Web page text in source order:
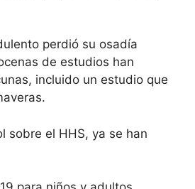
perdió su osadía
de estudios han
incluido un estudio que
sobre el HHS, ya se han